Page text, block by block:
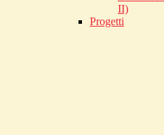
II)
Progetti